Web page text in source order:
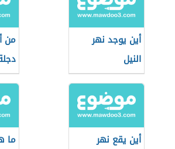
أين يوجد نهر
النيل
من
أين يقع نهر
ما